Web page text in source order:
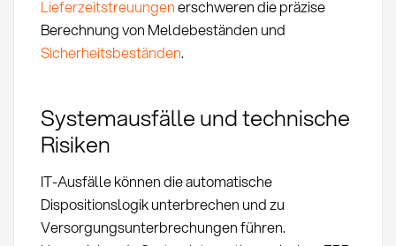
Lieferzeitstreuungenerschweren die präzise
Berechnung von Meldebeständen und
Sicherheitsbeständen.
Systemausfälle und technische
Risiken
IT-Ausfälle können die automatische
Dispositionslogik unterbrechen und zu
Versorgungsunterbrechungen führen.